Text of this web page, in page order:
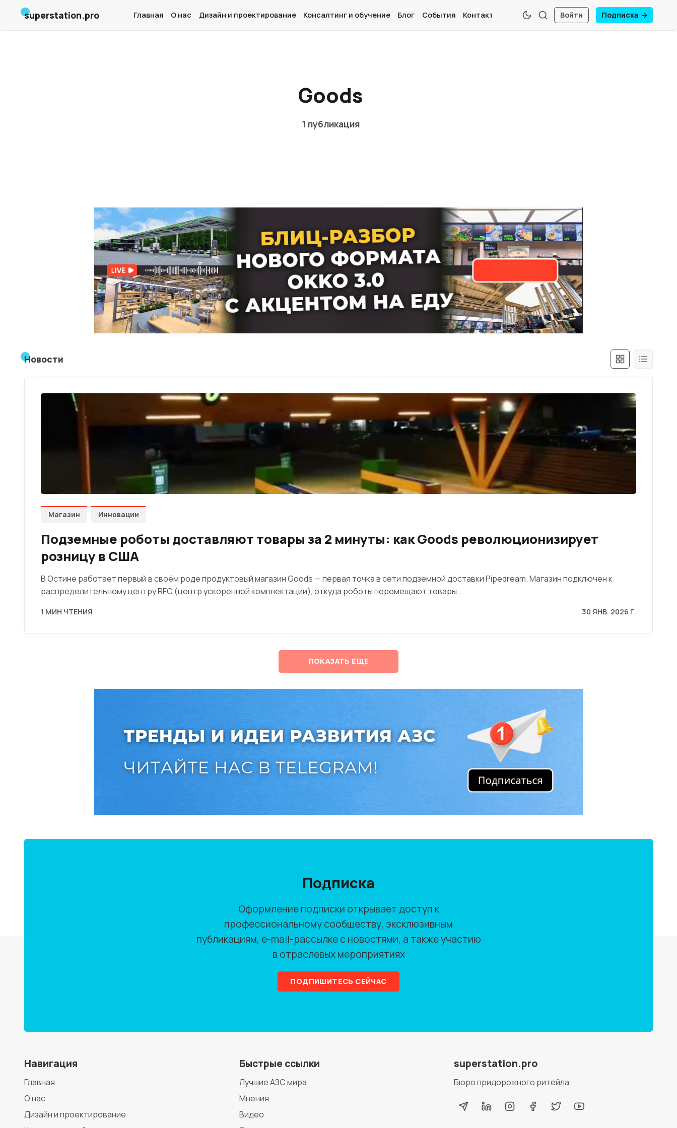
О нас
Мнения
Видео
Подписка
Условия использования материалов
Политика конфиденциальности и cookie
superstation.pro Главная О нас Дизайн и проектирование Консалтинг и обучение Блог События Контакты Войти Подписка
Goods
1 публикация
Новости
Магазин Инновации
Подземные роботы доставляют товары за 2 минуты: как Goods революционизирует
розницу в США
В Остине работает первый в своём роде продуктовый магазин Goods — первая точка в сети подземной доставки Pipedream. Магазин подключен к
распределительному центру RFC (центр ускоренной комплектации), откуда роботы перемещают товары…
1 МИН ЧТЕНИЯ 30 ЯНВ. 2026 Г.
ПОКАЗАТЬ ЕЩЕ
Подписка
Оформление подписки открывает доступ к
профессиональному сообществу, эксклюзивным
публикациям, e-mail-рассылке с новостями, а также участию
в отраслевых мероприятиях
ПОДПИШИТЕСЬ СЕЙЧАС
Навигация
Главная
О нас
Дизайн и проектирование
Быстрые ссылки
Лучшие АЗС мира
Мнения
Видео
superstation.pro
Бюро придорожного ритейла